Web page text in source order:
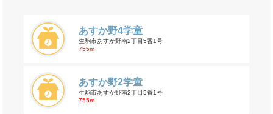
あすか野4学童
生駒市あすか野南2丁目5番1号
755m
あすか野2学童
生駒市あすか野南2丁目5番1号
755m